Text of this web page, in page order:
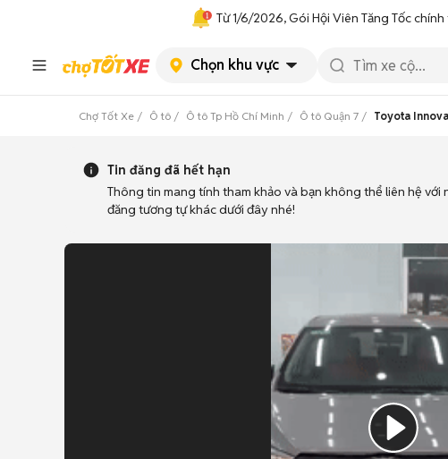
Từ 1/6/2026, Gói Hội Viên Tăng Tốc
Chọn khu vực
Chợ Tốt Xe Ô tô Ô tô Tp Hồ Chí Minh Ô tô Quận 7 Toyota
Tin đăng đã hết hạn
Thông tin mang tính tham khảo và bạn không thể liên hệ với
đăng tương tự khác dưới đây nhé!